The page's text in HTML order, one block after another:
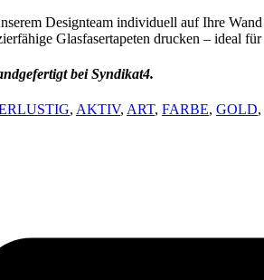
Designteam individuell auf Ihre
Glasfasertapeten drucken – ideal
bei Syndikat4.
, AKTIV, ART, FARBE, GOLD,